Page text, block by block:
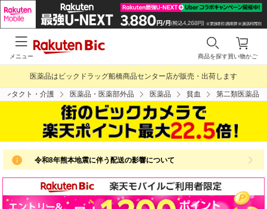
買い物かご
商品を探す
メニュー
医薬品はビックドラッグ船橋商品センター店が販売・出荷します
ンタクト・介護 医薬品・医薬部外品 医薬品 貧血 第二類医薬品
令和8年熊本地震に伴う配送の影響について